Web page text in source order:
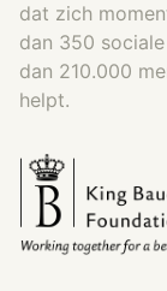
dat zich
dan 350
dan 210.000
helpt.